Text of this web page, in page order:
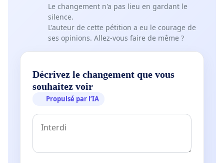
Le changement n'a pas lieu en gardant le
silence.
L'auteur de cette pétition a eu le courage de
ses opinions. Allez-vous faire de même ?
Décrivez le changement que vous
souhaitez voir
Propulsé par l’IA